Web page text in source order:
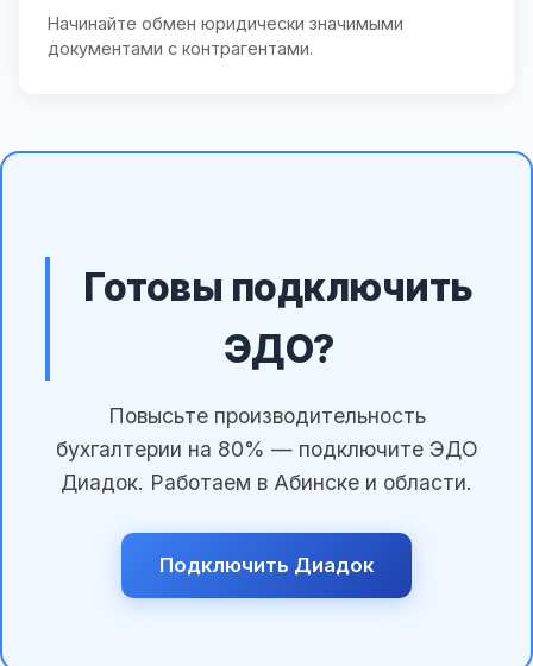
Начинайте обмен юридически значимыми
документами с контрагентами.
Готовы подключить
ЭДО?
Повысьте производительность
бухгалтерии на 80% — подключите ЭДО
Диадок. Работаем в Абинске и области.
Подключить Диадок